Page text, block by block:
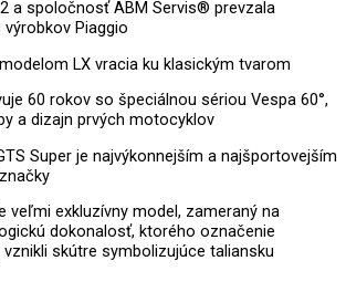
a spoločnosť ABM Servis® prevzala
Piaggio
LX vracia ku klasickým tvarom
60 rokov so špeciálnou sériou Vespa 60°,
a dizajn prvých motocyklov
Super je najvýkonnejším a najšportovejším
veľmi exkluzívny model, zameraný na
dokonalosť, ktorého označenie
skútre symbolizujúce taliansku